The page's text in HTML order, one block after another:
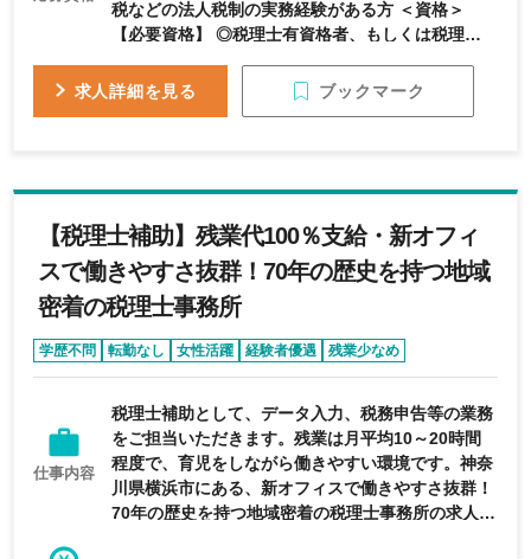
税などの法人税制の実務経験がある方 ＜資格＞
【必要資格】 ◎税理士有資格者、もしくは税理士登
法の合格者
求人詳細を見る ブックマーク
【税理士補助】残業代100％支給・新オフィ
スで働きやすさ抜群！70年の歴史を持つ地域
密着の税理士事務所
学歴不問 転勤なし 女性活躍 経験者優遇 残業少なめ
仕事内容
税理士補助として、データ入力、税務申告等の業務
をご担当いただきます。残業は月平均10～20時間
程度で、育児をしながら働きやすい環境です。神奈
川県横浜市にある、新オフィスで働きやすさ抜群！
70年の歴史を持つ地域密着の税理士事務所の求人で